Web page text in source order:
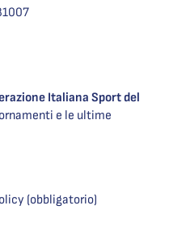
Italiana Sport del
e le ultime
(obbligatorio)